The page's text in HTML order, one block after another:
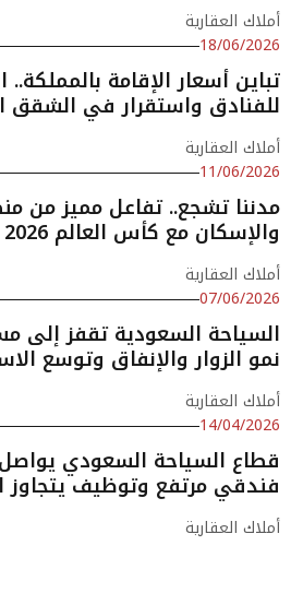
أملاك العقارية
18/06/2026
تباين أسعار الإقامة
للفنادق واستقرار في الشقق
أملاك العقارية
11/06/2026
مدننا تشجع.. تفاعل مميز من
والإسكان مع كأس العالم 2026
أملاك العقارية
07/06/2026
السياحة السعودية تقفز إلى
نمو الزوار والإنفاق وتوسع
أملاك العقارية
14/04/2026
قطاع السياحة السعودي
فندقي مرتفع وتوظيف يتجاوز
أملاك العقارية